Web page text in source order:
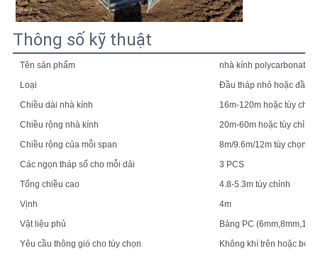
Thông số kỹ thuật
Tên sản phẩm
nhà kính polycarbonate
Loại
Đầu tháp nhỏ hoặc đầu
Chiều dài nhà kính
16m-120m hoặc tùy
Chiều rộng nhà kính
20m-60m hoặc tùy chỉnh
Chiều rộng của mỗi span
8m/9.6m/12m tùy chọn
Các ngọn tháp số cho mỗi dải
3 PCS
Tổng chiều cao
4.8-5.3m tùy chỉnh
Vịnh
4m
Vật liệu phủ
Bảng PC
Yêu cầu thông gió cho tùy chọn
Không khí trên hoặc bên